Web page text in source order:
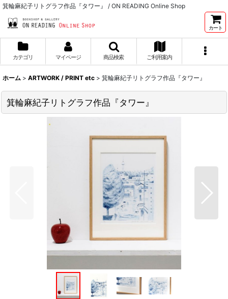
箕輪麻紀子リトグラフ作品『タワー』 / ON READING Online Shop
カート
カテゴリ マイページ 商品検索 ご利用案内
ホーム > ARTWORK / PRINT etc > 箕輪麻紀子リトグラフ作品『タワー』
箕輪麻紀子リトグラフ作品『タワー』